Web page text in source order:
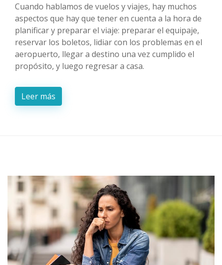
Cuando hablamos de vuelos y viajes, hay muchos
aspectos que hay que tener en cuenta a la hora de
planificar y preparar el viaje: preparar el equipaje,
reservar los boletos, lidiar con los problemas en el
aeropuerto, llegar a destino una vez cumplido el
propósito, y luego regresar a casa.
Leer más